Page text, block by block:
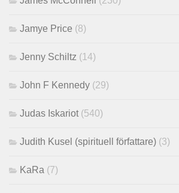
Jamye Price (8)
Jenny Schiltz (14)
John F Kennedy (29)
Judas Iskariot (540)
Judith Kusel (spirituell författare) (3)
KaRa (7)